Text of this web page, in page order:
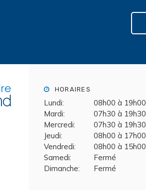
HORAIRES
Lundi:
08h00 à 19h00
Mardi:
07h30 à 19h30
Mercredi:
07h30 à 19h30
Jeudi:
08h00 à 17h00
Vendredi:
08h00 à 15h00
Samedi:
Fermé
Dimanche:
Fermé